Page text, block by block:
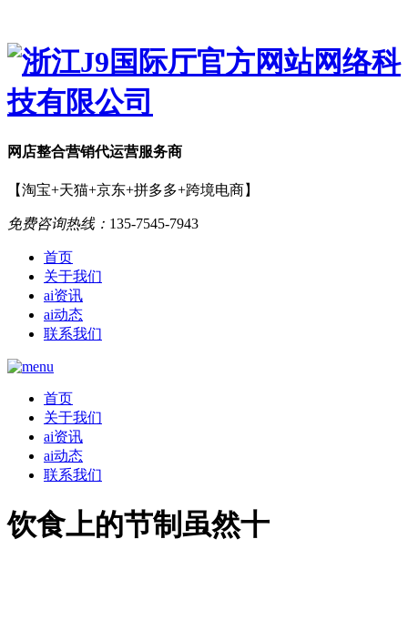
网店整合营销代运营服务商
【淘宝+天猫+京东+拼多多+跨境电商】
免费咨询热线： 135-7545-7943
首页
关于我们
ai资讯
ai动态
联系我们
首页
关于我们
ai资讯
ai动态
联系我们
饮食上的节制虽然十